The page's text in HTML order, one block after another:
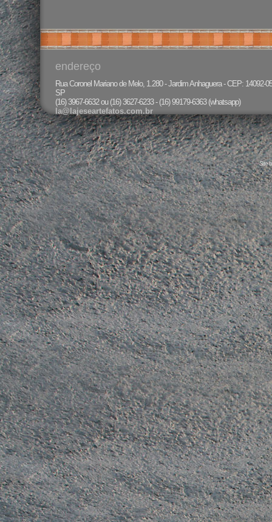
endereço
Rua Coronel Mariano de Melo, 1.280 - Jardim Anhaguera - CEP: 14092-
SP
(16) 3967-6632 ou (16) 3627-6233 - (16) 99179-6363 (whatsapp)
la@lajeseartefatos.com.br
Site